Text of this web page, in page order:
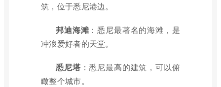
筑，位于悉尼港边。
邦迪海滩 ：悉尼最著名的海滩，是
冲浪爱好者的天堂。
悉尼塔 ：悉尼最高的建筑，可以俯
瞰整个城市。